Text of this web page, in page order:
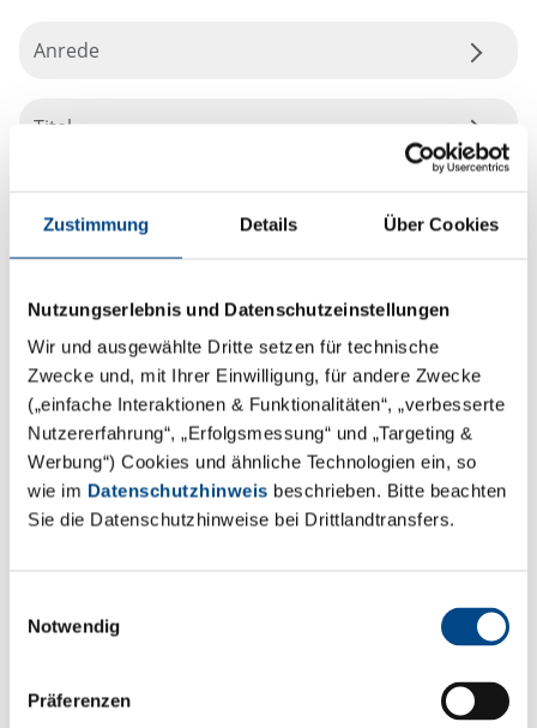
Zustimmung Details Über Cookies
Nutzungserlebnis und Datenschutzeinstellungen
Wir und ausgewählte Dritte setzen für technische
Zwecke und, mit Ihrer Einwilligung, für andere Zwecke
(„einfache Interaktionen & Funktionalitäten“, „verbesserte
Nutzererfahrung“, „Erfolgsmessung“ und „Targeting &
Werbung“) Cookies und ähnliche Technologien ein, so
wie im Datenschutzhinweis beschrieben. Bitte beachten
Sie die Datenschutzhinweise bei Drittlandtransfers.
Notwendig
Präferenzen
Anrede
Titel